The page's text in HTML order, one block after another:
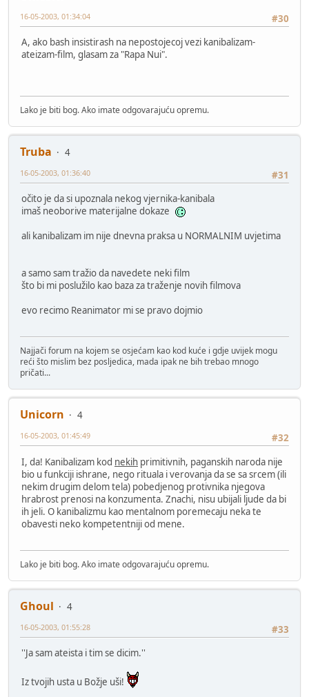
#30
16-05-2003, 01:34:04
A, ako bash insistirash na nepostojecoj vezi kanibalizam-
ateizam-film, glasam za "Rapa Nui".
Lako je biti bog. Ako imate odgovarajuću opremu.
Truba
4
#31
16-05-2003, 01:36:40
očito je da si upoznala nekog vjernika-kanibala
imaš neoborive materijalne dokaze
ali kanibalizam im nije dnevna praksa u NORMALNIM uvjetima
a samo sam tražio da navedete neki film
što bi mi poslužilo kao baza za traženje novih filmova
evo recimo Reanimator mi se pravo dojmio
Najjači forum na kojem se osjećam kao kod kuće i gdje uvijek mogu
reći što mislim bez posljedica, mada ipak ne bih trebao mnogo
pričati...
Unicorn
4
#32
16-05-2003, 01:45:49
I, da! Kanibalizam kod nekih primitivnih, paganskih naroda nije
bio u funkciji ishrane, nego rituala i verovanja da se sa srcem (ili
nekim drugim delom tela) pobedjenog protivnika njegova
hrabrost prenosi na konzumenta. Znachi, nisu ubijali ljude da bi
ih jeli. O kanibalizmu kao mentalnom poremecaju neka te
obavesti neko kompetentniji od mene.
Lako je biti bog. Ako imate odgovarajuću opremu.
Ghoul
4
#33
16-05-2003, 01:55:28
''Ja sam ateista i tim se dicim.''
Iz tvojih usta u Božje uši!